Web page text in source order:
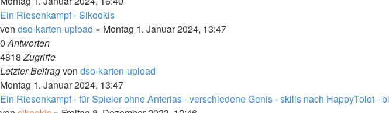
Ein Riesenkampf - Sikookis
von dso-karten-upload » Montag 1. Januar 2024, 13:47
0Antworten
4818Zugriffe
Letzter Beitragvon dso-karten-upload
Montag 1. Januar 2024, 13:47
Ein Riesenkampf - für Spieler ohne Anterias - verschiedene Genis - skills nach HappyTolot -